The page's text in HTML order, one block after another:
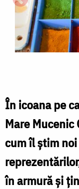
Burlă
În icoana pe
Mare Mucenic
cum îl știm
în armură și